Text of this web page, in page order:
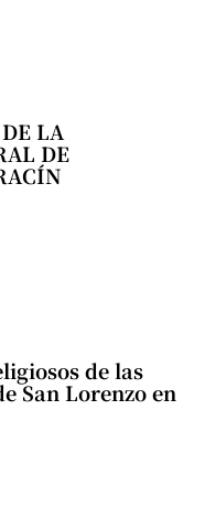
LA
DE
de las
San Lorenzo en